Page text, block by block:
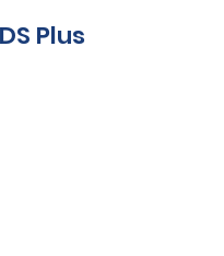
Plus